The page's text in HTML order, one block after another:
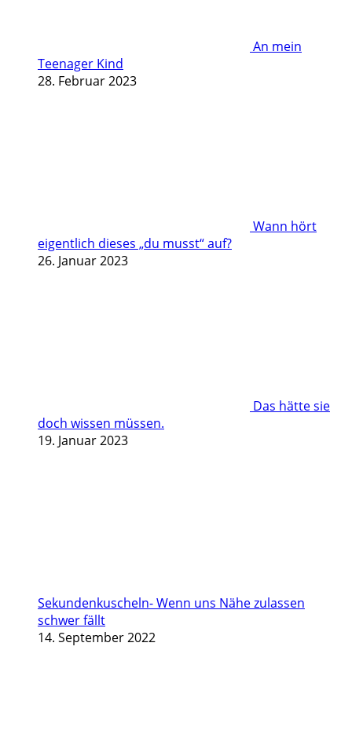
An mein
Teenager Kind
28. Februar 2023
Wann hört
eigentlich dieses „du musst“ auf?
26. Januar 2023
Das hätte sie
doch wissen müssen.
19. Januar 2023
Sekundenkuscheln- Wenn uns Nähe zulassen
schwer fällt
14. September 2022